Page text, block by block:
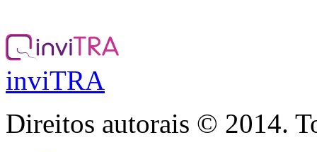
inviTRA
Direitos autorais © 2014.